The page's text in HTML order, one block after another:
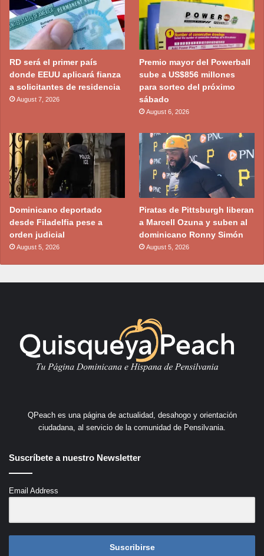
RD será el primer país
donde EEUU aplicará fianza
a solicitantes de residencia
August 7, 2026
Premio mayor del Powerball
sube a US$856 millones
para sorteo del próximo
sábado
August 6, 2026
Dominicano deportado
desde Filadelfia pese a
orden judicial
August 5, 2026
Piratas de Pittsburgh liberan
a Marcell Ozuna y suben al
dominicano Ronny Simón
August 5, 2026
QPeach es una página de actualidad, desahogo y orientación
ciudadana, al servicio de la comunidad de Pensilvania.
Suscríbete a nuestro Newsletter
Email Address
Suscribirse